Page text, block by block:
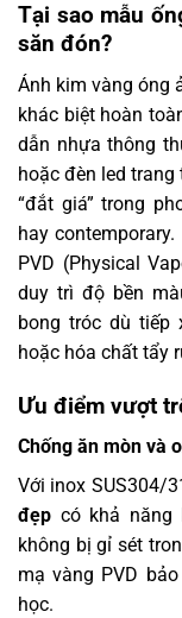
Tại sao mẫu
săn đón?
Ánh kim vàng óng
khác biệt hoàn
dẫn nhựa thông
hoặc đèn led
“đắt giá” trong
hay
PVD (Physical
duy trì độ bền
bong tróc dù tiếp
hoặc hóa chất tẩy
Ưu điểm vượt
Chống ăn mòn và
Với inox SUS304/
đẹp có khả năng
không bị gỉ sét
mạ vàng PVD
học.